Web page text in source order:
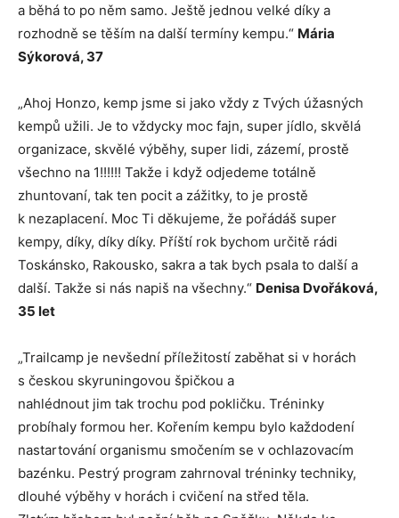
a běhá to po něm samo. Ještě jednou velké díky a
rozhodně se těším na další termíny kempu.“ Mária
Sýkorová, 37
„Ahoj Honzo, kemp jsme si jako vždy z Tvých úžasných
kempů užili. Je to vždycky moc fajn, super jídlo, skvělá
organizace, skvělé výběhy, super lidi, zázemí, prostě
všechno na 1!!!!!! Takže i když odjedeme totálně
zhuntovaní, tak ten pocit a zážitky, to je prostě
k nezaplacení. Moc Ti děkujeme, že pořádáš super
kempy, díky, díky díky. Příští rok bychom určitě rádi
Toskánsko, Rakousko, sakra a tak bych psala to další a
další. Takže si nás napiš na všechny.“ Denisa Dvořáková,
35 let
„Trailcamp je nevšední příležitostí zaběhat si v horách
s českou skyruningovou špičkou a
nahlédnout jim tak trochu pod pokličku. Tréninky
probíhaly formou her. Kořením kempu bylo každodení
nastartování organismu smočením se v ochlazovacím
bazénku. Pestrý program zahrnoval tréninky techniky,
dlouhé výběhy v horách i cvičení na střed těla.